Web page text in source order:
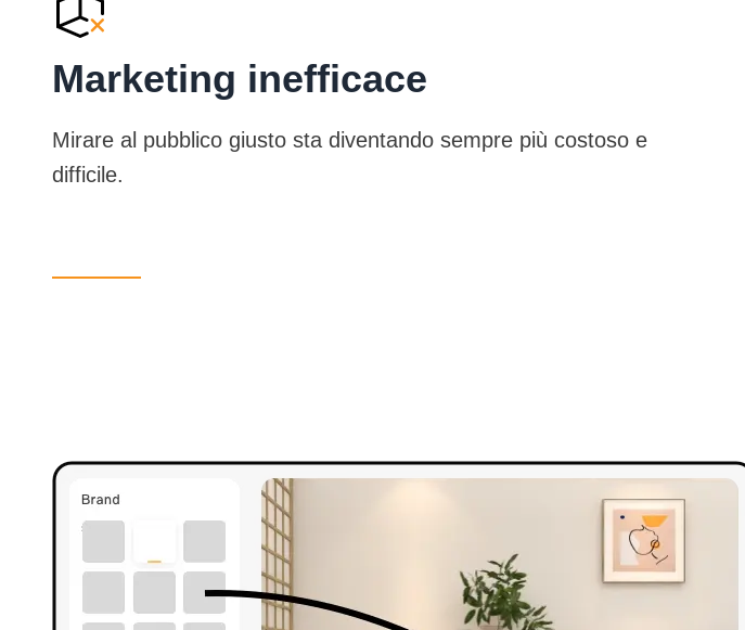
Marketing inefficace
Mirare al pubblico giusto sta diventando sempre più costoso e
difficile.